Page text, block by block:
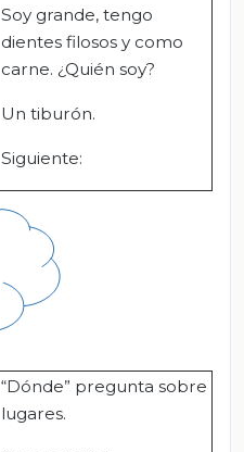
Soy grande, tengo
dientes filosos y como
carne. ¿Quién soy?
Un tiburón.
Siguiente:
“Dónde” pregunta sobre
lugares.